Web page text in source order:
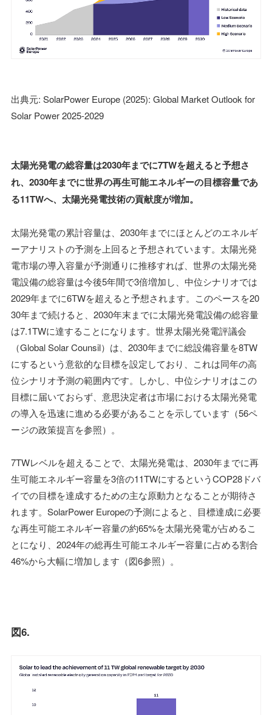
出典元: SolarPower Europe (2025): Global Market Outlook for
Solar Power 2025-2029
太陽光発電の総容量は2030年までに7TWを超えると予想さ
れ、2030年までに世界の再生可能エネルギーの目標容量であ
る11TWへ、太陽光発電技術の貢献度が増加。
太陽光発電の累計容量は、2030年までにほとんどのエネルギ
ーアナリストの予測を上回ると予想されています。太陽光発
電市場の導入容量が予測通りに推移すれば、世界の太陽光発
電設備の総容量は今後5年間で3倍増加し、中位シナリオでは
2029年までに6TWを超えると予想されます。このペースを20
30年まで続けると、2030年末までに太陽光発電設備の総容量
は7.1TWに達することになります。世界太陽光発電評議会
（Global Solar Counsil）は、2030年までに総設備容量を8TW
にするという意欲的な目標を設定しており、これは同年の高
位シナリオ予測の範囲内です。しかし、中位シナリオはこの
目標に届いておらず、意思決定者は市場における太陽光発電
の導入を迅速に進める必要があることを示しています（56ペ
ージの政策提言を参照）。
7TWレベルを超えることで、太陽光発電は、2030年までに再
生可能エネルギー容量を3倍の11TWにするというCOP28ドバ
イでの目標を達成するための主な原動力となることが期待さ
れます。SolarPower Europeの予測によると、目標達成に必要
な再生可能エネルギー容量の約65%を太陽光発電が占めるこ
とになり、2024年の総再生可能エネルギー容量に占める割合
46%から大幅に増加します（図6参照）。
図6.